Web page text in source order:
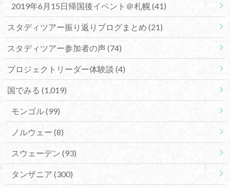
2019年6月15日帰国後イベント＠札幌(41)
スタディツアー振り返りブログまとめ (21)
スタディツアー参加者の声(74)
プロジェクトリーダー体験談 (4)
国でみる (1,019)
モンゴル(99)
ノルウェー (8)
スウェーデン (93)
タンザニア (300)